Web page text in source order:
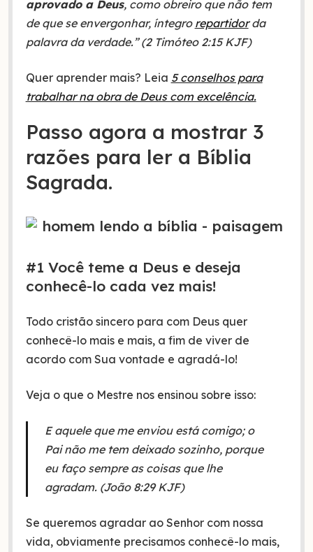
aprovado a Deus, como obreiro que não tem
de que se envergonhar, íntegro repartidorda
palavra da verdade.” (2 Timóteo 2:15 KJF)
Quer aprender mais? Leia 5 conselhos para
trabalhar na obra de Deus com excelência.
Passo agora a mostrar 3
razões para ler a Bíblia
Sagrada.
#1 Você teme a Deus e deseja
conhecê-lo cada vez mais!
Todo cristão sincero para com Deus quer
conhecê-lo mais e mais, a fim de viver de
acordo com Sua vontade e agradá-lo!
Veja o que o Mestre nos ensinou sobre isso:
E aquele que me enviou está comigo; o
Pai não me tem deixado sozinho, porque
eu faço sempre as coisas que lhe
agradam. (João 8:29 KJF)
Se queremos agradar ao Senhor com nossa
vida, obviamente precisamos conhecê-lo mais,